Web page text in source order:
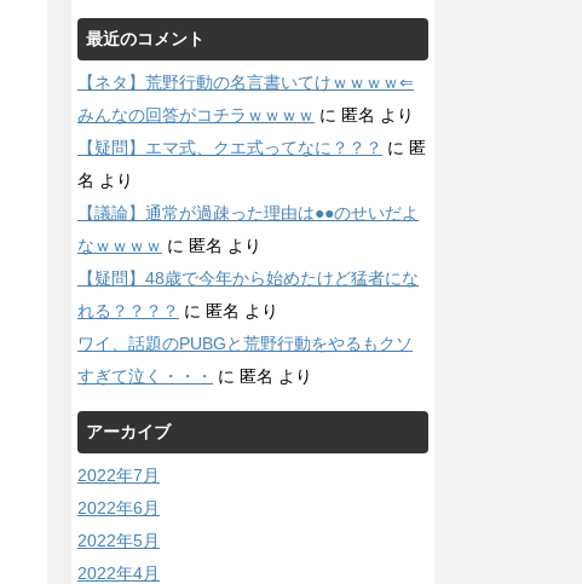
最近のコメント
【ネタ】荒野行動の名言書いてけｗｗｗｗ⇐
みんなの回答がコチラｗｗｗｗ に 匿名 より
【疑問】エマ式、クエ式ってなに？？？ に 匿
名 より
【議論】通常が過疎った理由は●●のせいだよ
なｗｗｗｗ に 匿名 より
【疑問】48歳で今年から始めたけど猛者にな
れる？？？？ に 匿名 より
ワイ、話題のPUBGと荒野行動をやるもクソ
すぎて泣く・・・
に 匿名 より
アーカイブ
2022年7月
2022年6月
2022年5月
2022年4月